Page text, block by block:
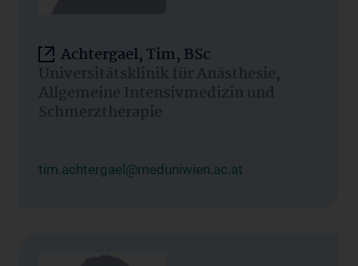
Achtergael, Tim, BSc
Universitätsklinik für Anästhesie,
Allgemeine Intensivmedizin und
Schmerztherapie
tim.achtergael@meduniwien.ac.at